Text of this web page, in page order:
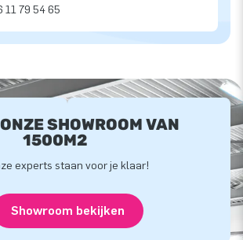
11 79 54 65
SHOWROOM VAN
1500M2
experts staan voor je klaar!
Showroom bekijken